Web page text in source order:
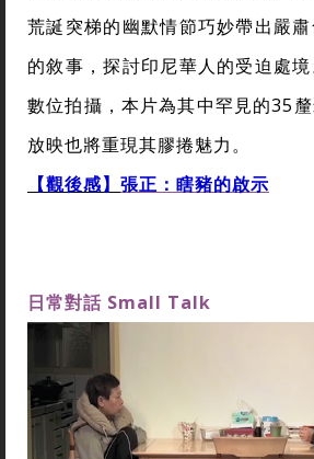
荒誕突梯的幽默情節巧妙帶出嚴
的敘事，探討印尼華人的受迫處
數位拍攝，本片為其中罕見的35
放映也將重現其膠捲魅力。
【觀後感】 張正：瞎豬的啟示
日常對話 Small Talk